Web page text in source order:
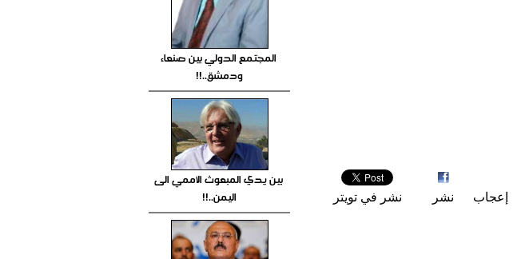
إعجاب نشر نشر في تويتر
المجتمع الدولي بين صنعاء
ودمشق..!!
بين يدي المبعوث الأممي الى
اليمن..!!